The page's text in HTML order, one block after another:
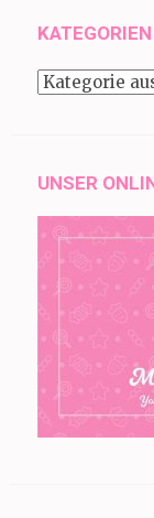
KATEGORIEN
Kategorien
UNSER